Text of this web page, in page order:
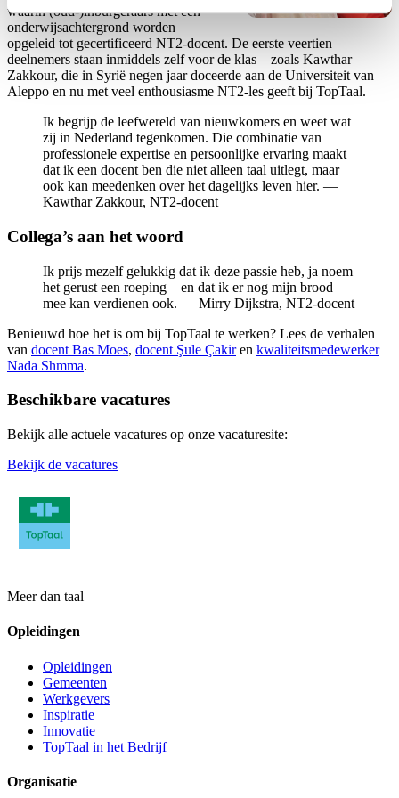
waarin (oud-)inburgeraars met een
onderwijsachtergrond worden
opgeleid tot gecertificeerd NT2-docent. De eerste veertien
deelnemers staan inmiddels zelf voor de klas – zoals Kawthar
Zakkour, die in Syrië negen jaar doceerde aan de Universiteit van
Aleppo en nu met veel enthousiasme NT2-les geeft bij TopTaal.
Ik begrijp de leefwereld van nieuwkomers en weet wat
zij in Nederland tegenkomen. Die combinatie van
professionele expertise en persoonlijke ervaring maakt
dat ik een docent ben die niet alleen taal uitlegt, maar
ook kan meedenken over het dagelijks leven hier. —
Kawthar Zakkour, NT2-docent
Collega’s aan het woord
Ik prijs mezelf gelukkig dat ik deze passie heb, ja noem
het gerust een roeping – en dat ik er nog mijn brood
mee kan verdienen ook. — Mirry Dijkstra, NT2-docent
Benieuwd hoe het is om bij TopTaal te werken? Lees de verhalen
van docent Bas Moes, docent Şule Çakiren kwaliteitsmedewerker
Nada Shmma.
Beschikbare vacatures
Bekijk alle actuele vacatures op onze vacaturesite:
Bekijk de vacatures
Meer dan taal
Opleidingen
Opleidingen
Gemeenten
Werkgevers
Inspiratie
Innovatie
TopTaal in het Bedrijf
Organisatie